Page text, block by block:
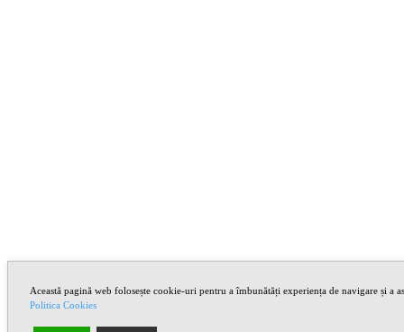
Această pagină web folosește cookie-uri pentru a îmbunătăți experiența de navigare și
Politica Cookies